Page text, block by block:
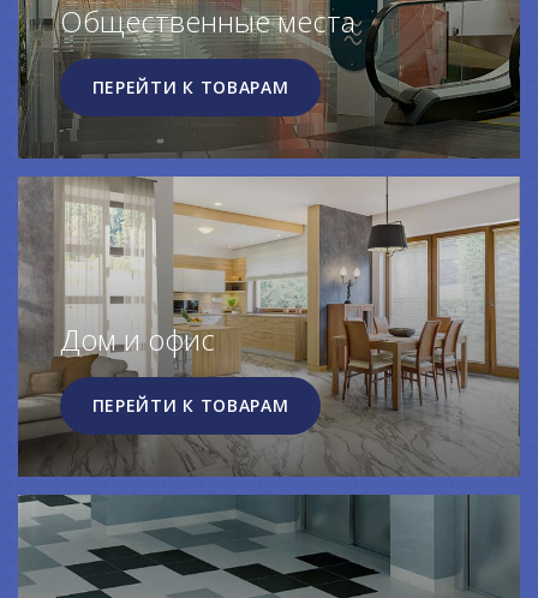
Общественные места
ПЕРЕЙТИ К ТОВАРАМ
Дом и офис
ПЕРЕЙТИ К ТОВАРАМ